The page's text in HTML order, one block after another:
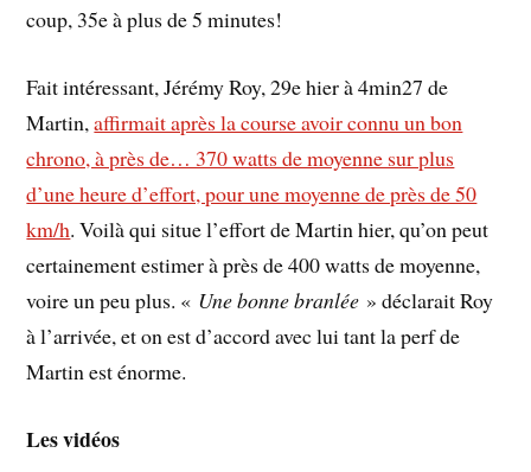
coup, 35e à plus de 5 minutes!
Fait intéressant, Jérémy Roy, 29e hier à 4min27 de
Martin,affirmait après la course avoir connu un bon
chrono, à près de… 370 watts de moyenne sur plus
d’une heure d’effort, pour une moyenne de près de 50
km/h. Voilà qui situe l’effort de Martin hier, qu’on peut
certainement estimer à près de 400 watts de moyenne,
voire un peu plus. « Une bonne branlée » déclarait Roy
à l’arrivée, et on est d’accord avec lui tant la perf de
Martin est énorme.
Les vidéos